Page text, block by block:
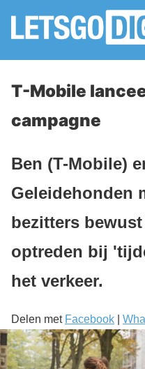
T-Mobile
campagne
Ben (T-Mobile)
Geleidehonden
bezitters
optreden bij
het verkeer.
Delen met Facebook